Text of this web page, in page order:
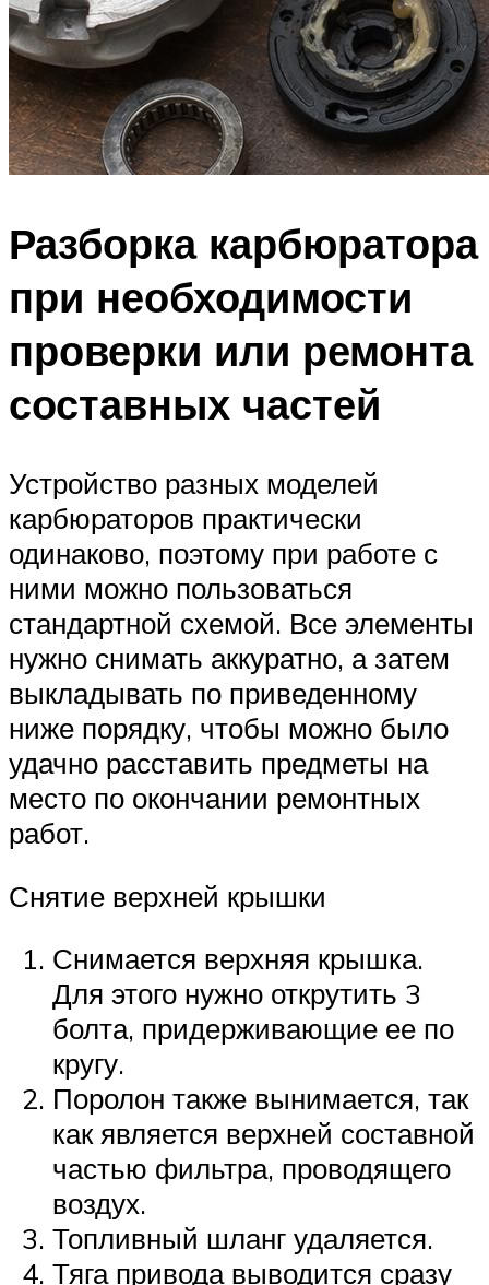
Разборка карбюратора
при необходимости
проверки или ремонта
составных частей
Устройство разных моделей
карбюраторов практически
одинаково, поэтому при работе с
ними можно пользоваться
стандартной схемой. Все элементы
нужно снимать аккуратно, а затем
выкладывать по приведенному
ниже порядку, чтобы можно было
удачно расставить предметы на
место по окончании ремонтных
работ.
Снятие верхней крышки
Снимается верхняя крышка.
Для этого нужно открутить 3
болта, придерживающие ее по
кругу.
Поролон также вынимается, так
как является верхней составной
частью фильтра, проводящего
воздух.
Топливный шланг удаляется.
Тяга привода выводится сразу